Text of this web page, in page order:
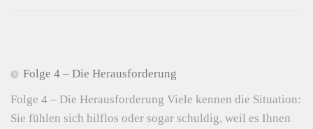
Folge 4 – Die Herausforderung
Folge 4 – Die Herausforderung Viele kennen die Situation:
Sie fühlen sich hilflos oder sogar schuldig, weil es Ihnen